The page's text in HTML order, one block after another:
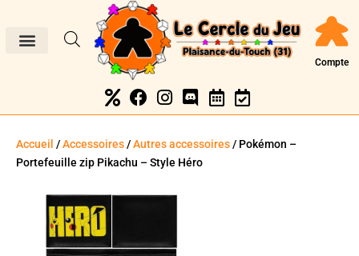
Compte
Accueil /Accessoires/Autres accessoires/ Pokémon –
Portefeuille zip Pikachu – Style Héro